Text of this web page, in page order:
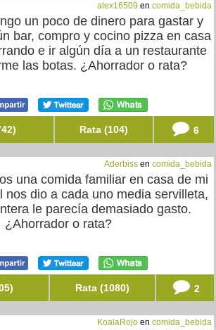
alex16509 en comida_bebida
un poco de dinero para gastar y
bar, compro y cocino pizza en casa
e ir algún día a un restaurante
las botas. ¿Ahorrador o rata?
Rata (104) 6
Aderbiss en comida_bebida
una comida familiar en casa de mi
nos dio a cada uno media servilleta,
le parecía demasiado gasto.
¿Ahorrador o rata?
Rata (1080) 2
KoalaRojo en comida_bebida